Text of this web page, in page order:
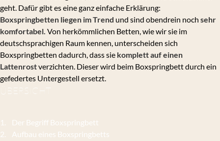
geht. Dafür gibt es eine ganz einfache Erklärung:
Boxspringbetten liegen im Trend und sind obendrein noch sehr
komfortabel. Von herkömmlichen Betten, wie wir sie im
deutschsprachigen Raum kennen, unterscheiden sich
Boxspringbetten dadurch, dass sie komplett auf einen
Lattenrostverzichten. Dieser wird beim Boxspringbett durch ein
gefedertes Untergestell ersetzt.
ÜBERSICHT
1. Der Begriff Boxspringbett
2. Aufbau eines Boxspringbetts